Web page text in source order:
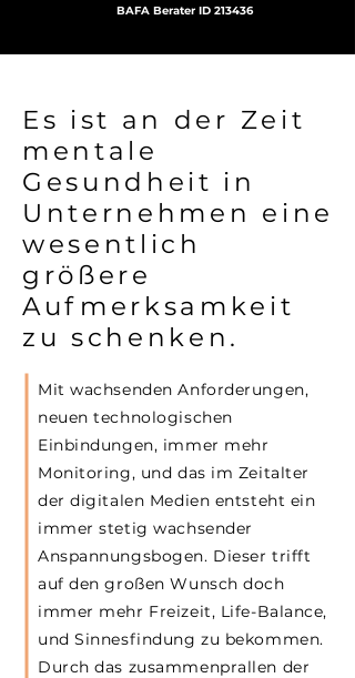
BAFA Berater ID 213436
Es ist an der Zeit
mentale
Gesundheit in
Unternehmen eine
wesentlich
größere
Aufmerksamkeit
zu schenken.
Mit wachsenden Anforderungen,
neuen technologischen
Einbindungen, immer mehr
Monitoring, und das im Zeitalter
der digitalen Medien entsteht ein
immer stetig wachsender
Anspannungsbogen. Dieser trifft
auf den großen Wunsch doch
immer mehr Freizeit, Life-Balance,
und Sinnesfindung zu bekommen.
Durch das zusammenprallen der